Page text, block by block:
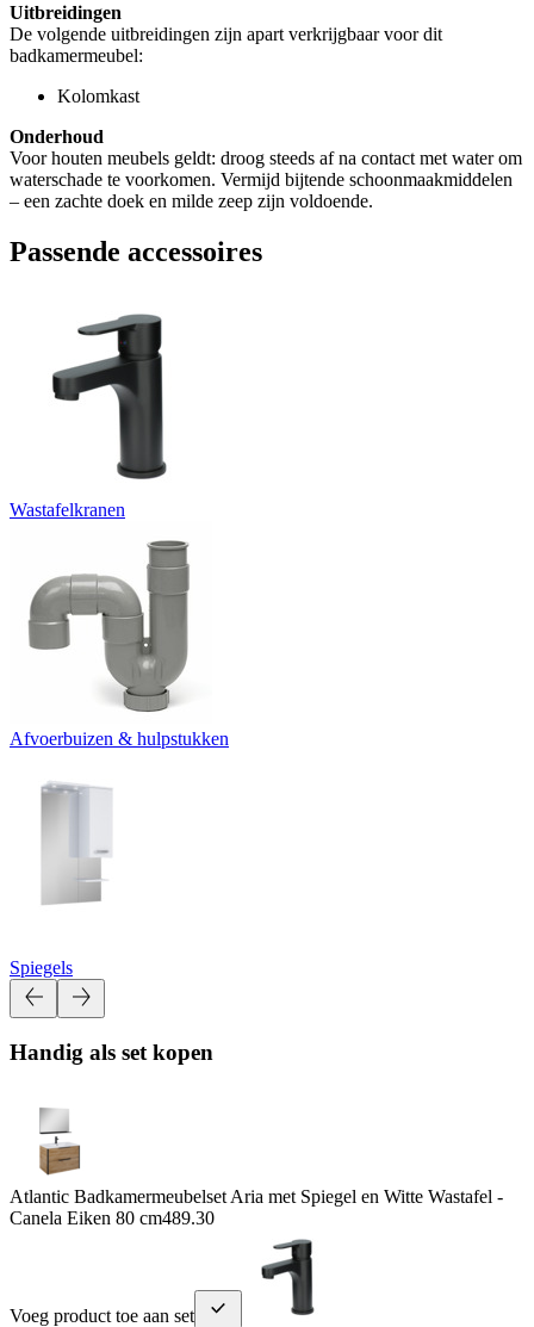
Uitbreidingen
De volgende uitbreidingen zijn apart verkrijgbaar voor dit
badkamermeubel:
Kolomkast
Onderhoud
Voor houten meubels geldt: droog steeds af na contact met water om
waterschade te voorkomen. Vermijd bijtende schoonmaakmiddelen
– een zachte doek en milde zeep zijn voldoende.
Passende accessoires
Wastafelkranen
Afvoerbuizen & hulpstukken
Spiegels
Handig als set kopen
Atlantic Badkamermeubelset Aria met Spiegel en Witte Wastafel -
Canela Eiken 80 cm489.30
Voeg product toe aan set